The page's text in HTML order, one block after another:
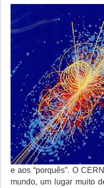
e aos “porquês”. O
mundo, um lugar muito